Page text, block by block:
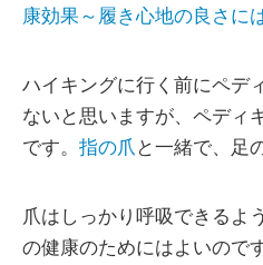
康効果～履き心地の良さに
ハイキングに行く前にペデ
ないと思いますが、ペディ
です。 指の爪 と一緒で、足
爪はしっかり呼吸できるよ
の健康のためにはよいのです